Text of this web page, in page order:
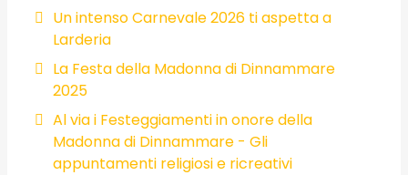
Un intenso Carnevale 2026 ti aspetta a
Larderia
La Festa della Madonna di Dinnammare
2025
Al via i Festeggiamenti in onore della
Madonna di Dinnammare - Gli
appuntamenti religiosi e ricreativi